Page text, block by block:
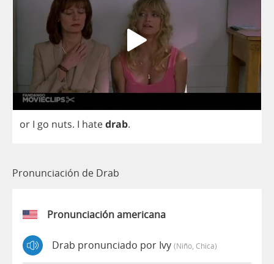
or I go nuts. I hatedrab.
Pronunciación de Drab
Pronunciación americana
Drab pronunciado por Ivy (niño, Chica)